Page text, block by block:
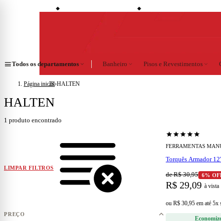
◆shopping_bag ◆credit_card
menuTodos os departamentos expand_more Banheiro expand_more Pisos e Revestimentos expand_more
Página inicial ›HALTEN
HALTEN
1 produto encontrado
LIMPAR FILTROS
PREÇO
starstarstarstarstar
FERRAMENTAS
Torquês Armador
de R$ 30,95 6%
R$ 29,09 à vista
ou R$ 30,95 em até 5x